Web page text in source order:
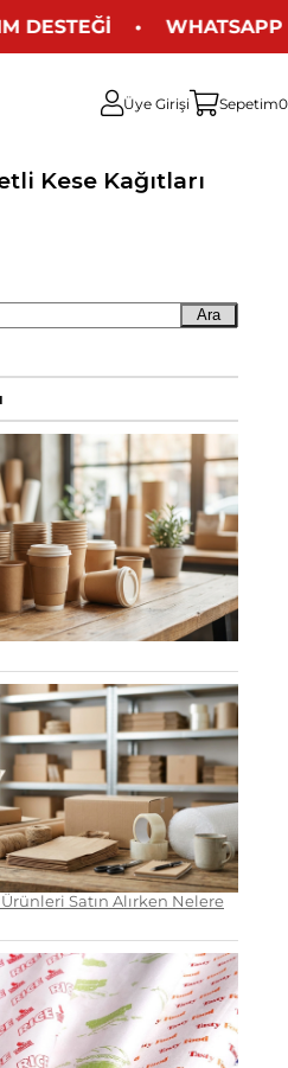
• WHATSAPP
Üye Girişi Sepetim0
Kese Kağıtları
Ara
Satın Alırken Nelere